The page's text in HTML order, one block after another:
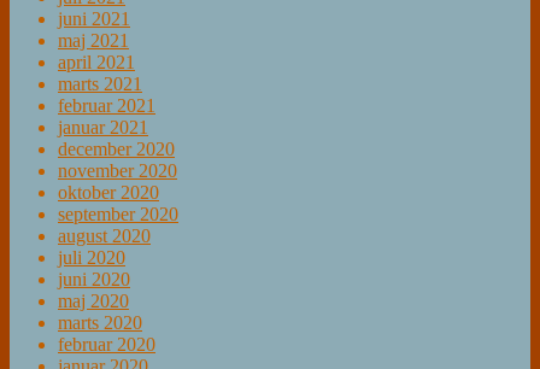
juni 2021
maj 2021
april 2021
marts 2021
februar 2021
januar 2021
december 2020
november 2020
oktober 2020
september 2020
august 2020
juli 2020
juni 2020
maj 2020
marts 2020
februar 2020